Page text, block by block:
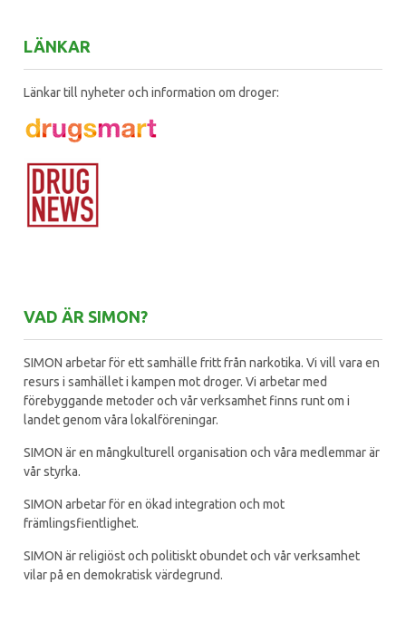
LÄNKAR
Länkar till nyheter och information om droger:
VAD ÄR SIMON?
SIMON arbetar för ett samhälle fritt från narkotika. Vi vill vara en
resurs i samhället i kampen mot droger. Vi arbetar med
förebyggande metoder och vår verksamhet finns runt om i
landet genom våra lokalföreningar.
SIMON är en mångkulturell organisation och våra medlemmar är
vår styrka.
SIMON arbetar för en ökad integration och mot
främlingsfientlighet.
SIMON är religiöst och politiskt obundet och vår verksamhet
vilar på en demokratisk värdegrund.